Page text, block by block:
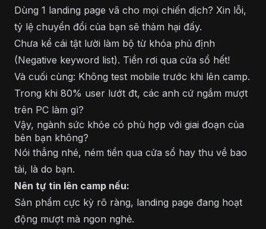
Dùng 1 landing page vã cho mọi chiến dịch? Xin lỗi,
tỷ lệ chuyển đổi của bạn sẽ thảm hại đấy.
Chưa kể cái tật lười làm bộ từ khóa phủ định
(Negative keyword list). Tiền rơi qua cửa sổ hết!
Và cuối cùng: Không test mobile trước khi lên camp.
Trong khi 80% user lướt đt, các anh cứ ngắm mượt
trên PC làm gì?
Vậy, ngành sức khỏe có phù hợp với giai đoạn của
bên bạn không?
Nói thẳng nhé, ném tiền qua cửa sổ hay thu về bao
tải, là do bạn.
Nên tự tin lên camp nếu:
Sản phẩm cực kỳ rõ ràng, landing page đang hoạt
động mượt mà ngon nghẻ.